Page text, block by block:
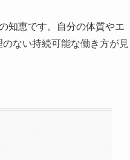
知恵です。自分の体質やエ
ない持続可能な働き方が見